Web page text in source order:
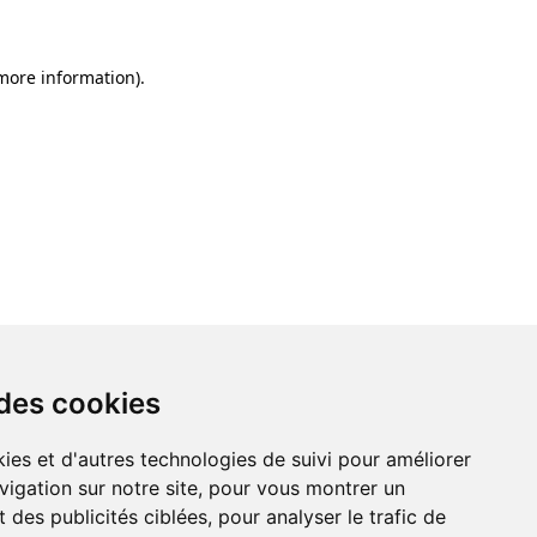
cookies
et d'autres technologies de suivi pour améliorer
sur notre site, pour vous montrer un
des publicités ciblées, pour analyser le trafic de
information).